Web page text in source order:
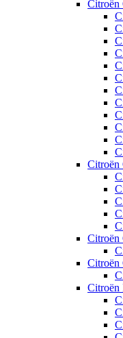
Citroën
Citroën
Citroën
Citroën
Citroën